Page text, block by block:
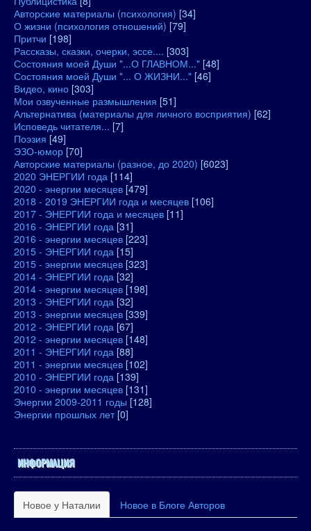
Авторские материалы (психология) [34]
О жизни (психология отношений) [79]
Притчи [198]
Рассказы, сказки, очерки, эссе.... [303]
Состояния моей Души "...О ГЛАВНОМ..." [48]
Состояния моей Души "... О ЖИЗНИ..." [46]
Видео, кино [303]
Мои озвученные размышления [51]
Альтернатива (материалы для личного восприятия) [62]
Исповедь читателя... [7]
Поэзия [49]
ЭЗО-юмор [70]
Авторские материалы (разное, до 2020) [6023]
2020 ЭНЕРГИИ года [114]
2020 - энергии месяцев [479]
2018 - 2019 ЭНЕРГИИ года и месяцев [106]
2017 - ЭНЕРГИИ года и месяцев [11]
2016 - ЭНЕРГИИ года [31]
2016 - энергии месяцев [223]
2015 - ЭНЕРГИИ года [15]
2015 - энергии месяцев [323]
2014 - ЭНЕРГИИ года [32]
2014 - энергии месяцев [198]
2013 - ЭНЕРГИИ года [32]
2013 - энергии месяцев [339]
2012 - ЭНЕРГИИ года [67]
2012 - энергии месяцев [148]
2011 - ЭНЕРГИИ года [88]
2011 - энергии месяцев [102]
2010 - ЭНЕРГИИ года [139]
2010 - энергии месяцев [131]
Энергии 2009-2011 годы [128]
Энергии прошлых лет [0]
ИНФОРМАЦИЯ
Новое у Наталии Новое в Блоге Авторов